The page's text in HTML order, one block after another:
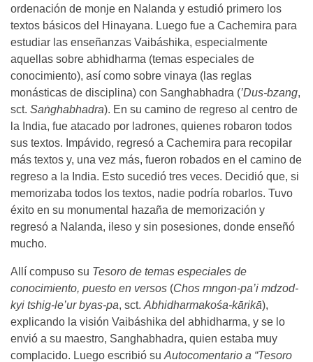
ordenación de monje en Nalanda y estudió primero los
textos básicos del Hinayana. Luego fue a Cachemira para
estudiar las enseñanzas Vaibáshika, especialmente
aquellas sobre abhidharma (temas especiales de
conocimiento), así como sobre vinaya (las reglas
monásticas de disciplina) con Sanghabhadra (’Dus-bzang,
sct. Saṅghabhadra). En su camino de regreso al centro de
la India, fue atacado por ladrones, quienes robaron todos
sus textos. Impávido, regresó a Cachemira para recopilar
más textos y, una vez más, fueron robados en el camino de
regreso a la India. Esto sucedió tres veces. Decidió que, si
memorizaba todos los textos, nadie podría robarlos. Tuvo
éxito en su monumental hazaña de memorización y
regresó a Nalanda, ileso y sin posesiones, donde enseñó
mucho.
Allí compuso su Tesoro de temas especiales de
conocimiento, puesto en versos (Chos mngon-pa’i mdzod-
kyi tshig-le’ur byas-pa, sct. Abhidharmakośa-kārikā),
explicando la visión Vaibáshika del abhidharma, y se lo
envió a su maestro, Sanghabhadra, quien estaba muy
complacido. Luego escribió su Autocomentario a “Tesoro